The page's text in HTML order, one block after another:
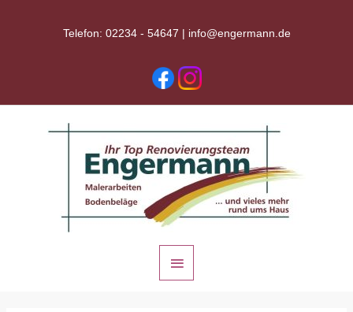
Telefon: 02234 - 54647 | info@engermann.de
Hauptmenü